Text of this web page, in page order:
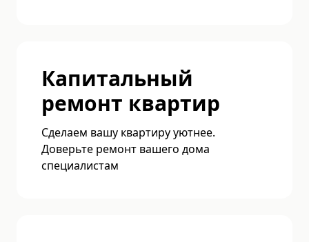
Капитальный
ремонт квартир
Сделаем вашу квартиру уютнее.
Доверьте ремонт вашего дома
специалистам